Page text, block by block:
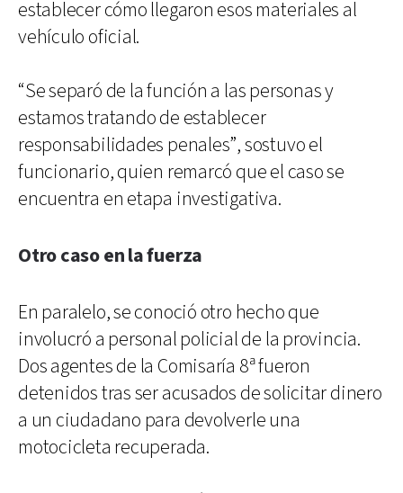
establecer cómo llegaron esos materiales al
vehículo oficial.
“Se separó de la función a las personas y
estamos tratando de establecer
responsabilidades penales”, sostuvo el
funcionario, quien remarcó que el caso se
encuentra en etapa investigativa.
Otro caso en la fuerza
En paralelo, se conoció otro hecho que
involucró a personal policial de la provincia.
Dos agentes de la Comisaría 8ª fueron
detenidos tras ser acusados de solicitar dinero
a un ciudadano para devolverle una
motocicleta recuperada.